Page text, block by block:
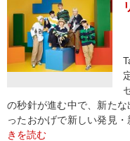
の秒針が進む中で、新た
ったおかげで新しい発見
きを読む